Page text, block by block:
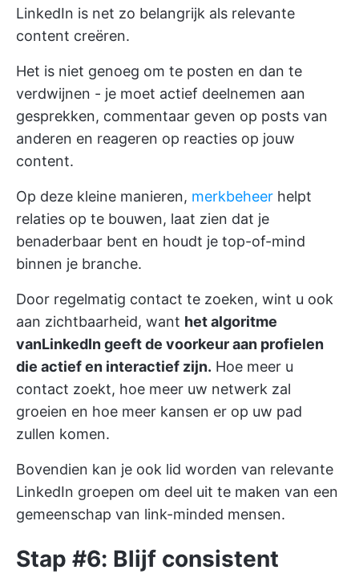
LinkedIn is net zo belangrijk als relevante
content creëren.
Het is niet genoeg om te posten en dan te
verdwijnen - je moet actief deelnemen aan
gesprekken, commentaar geven op posts van
anderen en reageren op reacties op jouw
content.
Op deze kleine manieren, merkbeheer helpt
relaties op te bouwen, laat zien dat je
benaderbaar bent en houdt je top-of-mind
binnen je branche.
Door regelmatig contact te zoeken, wint u ook
aan zichtbaarheid, want het algoritme
vanLinkedIn geeft de voorkeur aan profielen
die actief en interactief zijn. Hoe meer u
contact zoekt, hoe meer uw netwerk zal
groeien en hoe meer kansen er op uw pad
zullen komen.
Bovendien kan je ook lid worden van relevante
LinkedIn groepen om deel uit te maken van een
gemeenschap van link-minded mensen.
Stap #6: Blijf consistent